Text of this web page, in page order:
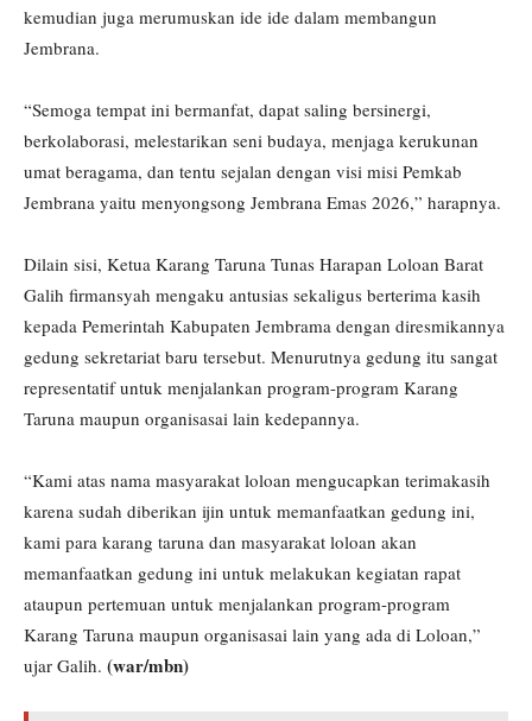
kemudian juga merumuskan ide ide dalam membangun
Jembrana.
“Semoga tempat ini bermanfat, dapat saling bersinergi,
berkolaborasi, melestarikan seni budaya, menjaga kerukunan
umat beragama, dan tentu sejalan dengan visi misi Pemkab
Jembrana yaitu menyongsong Jembrana Emas 2026,” harapnya.
Dilain sisi, Ketua Karang Taruna Tunas Harapan Loloan Barat
Galih firmansyah mengaku antusias sekaligus berterima kasih
kepada Pemerintah Kabupaten Jembrama dengan diresmikannya
gedung sekretariat baru tersebut. Menurutnya gedung itu sangat
representatif untuk menjalankan program-program Karang
Taruna maupun organisasai lain kedepannya.
“Kami atas nama masyarakat loloan mengucapkan terimakasih
karena sudah diberikan ijin untuk memanfaatkan gedung ini,
kami para karang taruna dan masyarakat loloan akan
memanfaatkan gedung ini untuk melakukan kegiatan rapat
ataupun pertemuan untuk menjalankan program-program
Karang Taruna maupun organisasai lain yang ada di Loloan,”
ujar Galih. (war/mbn)